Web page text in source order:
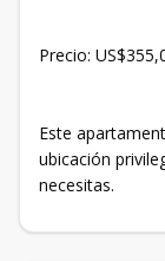
Precio:
Este
ubicación
necesitas.